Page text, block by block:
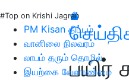
#Top on Krishi Jagran
PM Kisan திட்டம்
வானிலை நிலவரம்
லாபம் தரும் தொழில்
இயற்கை வேளாண்மை
பயிர்